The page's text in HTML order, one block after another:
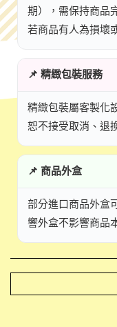
期），需保持商品
若商品有人為損壞
📌 精緻包裝服務
精緻包裝屬客製化
恕不接受取消、退
📌 商品外盒
部分進口商品外盒
響外盒不影響商品